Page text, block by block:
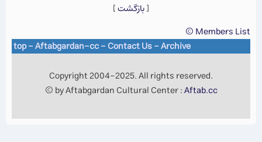
[بازگشت]
Members List ©
top-Aftabgardan-cc-Contact Us -Archive
Copyright 2004-2025. All rights reserved.
© by Aftabgardan Cultural Center :Aftab.cc